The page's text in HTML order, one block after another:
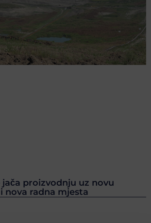
jača proizvodnju uz novu
nova radna mjesta